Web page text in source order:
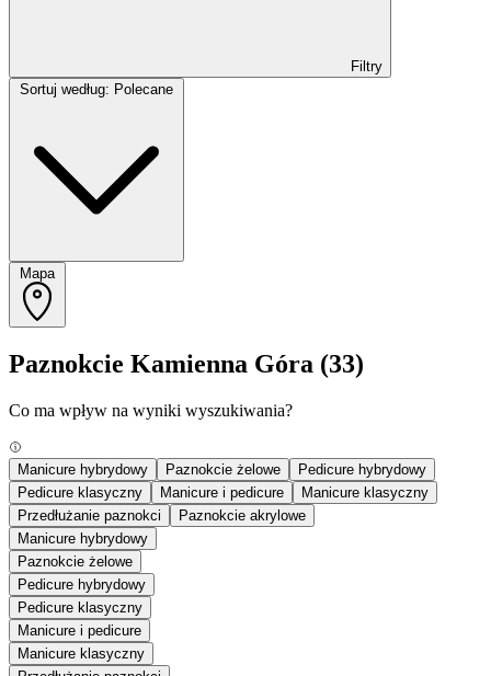
Filtry
Mapa
Paznokcie Kamienna Góra (33)
Co ma wpływ na wyniki wyszukiwania?
Manicure hybrydowy Paznokcie żelowe
Pedicure hybrydowy
Pedicure klasyczny
Manicure i pedicure
Manicure klasyczny
Przedłużanie paznokci
Paznokcie akrylowe
Manicure hybrydowy
Paznokcie żelowe
Pedicure hybrydowy
Pedicure klasyczny
Manicure i pedicure
Manicure klasyczny